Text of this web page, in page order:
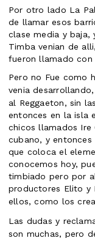
Por otro lado La
de llamar esos
clase media y baja,
Timba venian de
fueron llamado con
Pero no Fue como
venia
al Reggaeton, sin
entonces en la isla
chicos llamados Ire
cubano, y entonces
que coloca el
conocemos hoy,
timbiado pero por
productores Elito y
ellos, como los
Las dudas y
son muchas, pero